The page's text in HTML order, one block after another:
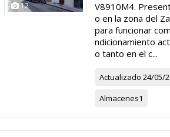
12
V8910M4.
o en la zona del
para funcionar
ndicionamiento
o tanto en el c...
Actualizado 24/05/
Almacenes1